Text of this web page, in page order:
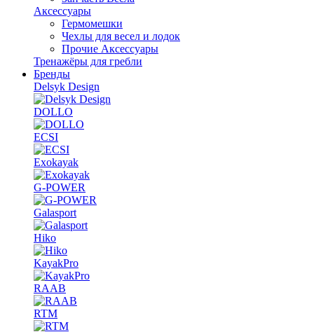
Аксессуары
Гермомешки
Чехлы для весел и лодок
Прочие Аксессуары
Тренажёры для гребли
Бренды
Delsyk Design
DOLLO
ECSI
Exokayak
G-POWER
Galasport
Hiko
KayakPro
RAAB
RTM